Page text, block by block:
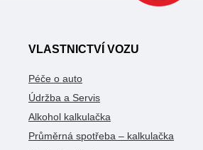
VLASTNICTVÍ VOZU
Péče o auto
Údržba a Servis
Alkohol kalkulačka
Průměrná spotřeba – kalkulačka